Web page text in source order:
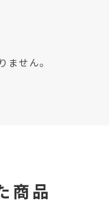
ません。
商品